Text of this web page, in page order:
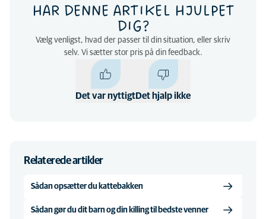
HAR DENNE ARTIKEL HJULPET
DIG?
Vælg venligst, hvad der passer til din situation, eller skriv
selv. Vi sætter stor pris på din feedback.
Det var nyttigtDet hjalp ikke
Relaterede artikler
Sådan opsætter du kattebakken
Sådan gør du dit barn og din killing til bedste venner